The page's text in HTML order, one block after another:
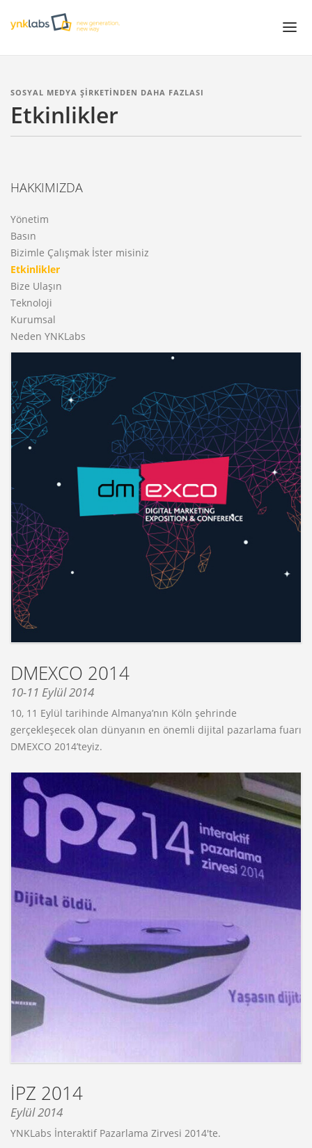
Çözümler
SOSYAL MEDYA ŞİRKETİNDEN DAHA FAZLASI
Etkinlikler
HAKKIMIZDA
Yönetim
Basın
Bizimle Çalışmak İster misiniz
Etkinlikler
Bize Ulaşın
Teknoloji
Kurumsal
Neden YNKLabs
DMEXCO 2014
10-11 Eylül 2014
10, 11 Eylül tarihinde Almanya’nın Köln şehrinde
gerçekleşecek olan dünyanın en önemli dijital pazarlama fuarı
DMEXCO 2014’teyiz.
İPZ 2014
Eylül 2014
YNKLabs İnteraktif Pazarlama Zirvesi 2014'te.